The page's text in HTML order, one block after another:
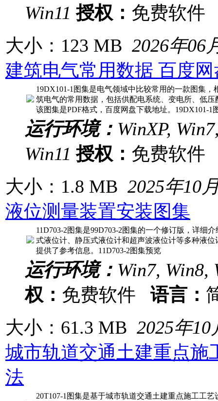
Win11 授权： 免费软
大小：123 MB 2026年06
建筑电气常用数据 百度网
19DX101-1图集是电气领域中比较常用的一款图集
筑电气的常用数据，包括供配电系统、变电所、低
该图集是PDF格式，百度网盘下载地址。19DX101-1
运行环境： WinXP,
Win11 授权： 免费软
大小：1.8 MB 2025年10
液位测量装置安装图集
11D703-2图集是99D703-2图集的一个修订版，详细
式液位计、静压式液位计和超声波液位计等多种液
提供了参考信息。11D703-2图集预览
运行环境： Win7, Win8,
权： 免费软件 语言：
大小：61.3 MB 2025年10
城市轨道交通土建重点
法
20T107-1图集是基于城市轨道交通土建重点施工工